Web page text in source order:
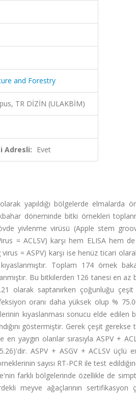
and Forestry
TR DİZİN (ULAKBİM)
Adresli: Evet
yapıldığı bölgelerde elmalarda
döneminde bitki örnekleri
yivlenme virüsü (Apple stem
= ACLSV) karşı hem ELISA hem
= ASPV) karşı ise henüz ticari
Toplam 174 örnek
Bu bitkilerden 126 tanesi en az
olarak saptanırken çoğunluğu
oranı daha yüksek olup %
kıyaslanması sonucu elde
göstermiştir. Gerek çeşit gerekse
en yaygın olanlar sırasıyla ASPV +
ASPV + ASGV + ACLSV üçlü
sayısı RT-PCR ile test
farklı bölgelerinde özellikle de
meyve ağaçlarının sertifikasyon